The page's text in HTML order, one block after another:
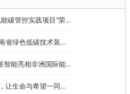
喜报丨康派智能“数字化能碳管控实践项目”荣获第十一届“创客中国”郑州市分赛企业组优秀奖
喜报丨康派智能入选河南省绿色低碳技术装备应用典型案例
Enlit Africa 2026｜康派智能亮相非洲国际能源电力展，赋能非洲能源数字化绿色转型
康派智能丨认养一棵树，让生命与希望一同生长